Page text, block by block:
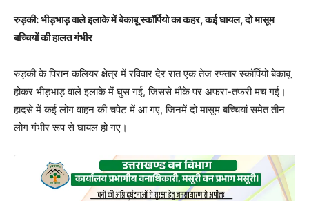
रुड़की: भीड़भाड़ वाले इलाके में बेकाबू स्कॉर्पियो का कहर, कई घायल, दो मासूम
बच्चियों की हालत गंभीर
रुड़की के पिरान कलियर क्षेत्र में रविवार देर रात एक तेज रफ्तार स्कॉर्पियो बेकाबू
होकर भीड़भाड़ वाले इलाके में घुस गई, जिससे मौके पर अफरा-तफरी मच गई।
हादसे में कई लोग वाहन की चपेट में आ गए, जिनमें दो मासूम बच्चियां समेत तीन
लोग गंभीर रूप से घायल हो गए।